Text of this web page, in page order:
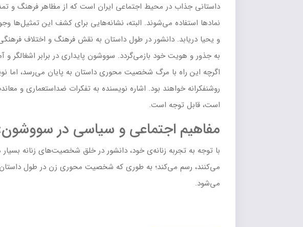
داستانی جذاب در محیط اجتماعی ایران است که از مظاهر فرهنگ و
نمادها استفاده می‌شوند. البته، نشانه‌هایی برای کشف این تمثیل‌ها
و یحیا دریابد. دانشور در طول داستان به نقش فرهنگ و اختلاف
به جذور و هویت خود بازمی‌گردد. سووشون پایداری در برابر
اگرچه این راه با مرگ شخصیت محوری داستان به پایان می‌رسد، اما
است، قابل توجه است.
مفاهیم اجتماعی و سیاسی در سووشون:
با توجه به تجربه زنانه‌ی خود، دانشور در خلق شخصیت‌های زنانه
می‌کنند، رسم می‌کند؛ به طوری که شخصیت محوری زن در طول داستان،
می‌شود.